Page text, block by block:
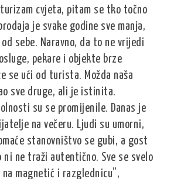
cvjeta, pitam se tko točno
je svake godine sve manja,
sebe. Naravno, da to ne vrijedi
pekare i objekte brze
se ući od turista. Možda naša
sve druge, ali je istinita.
su se promijenile. Danas je
na večeru. Ljudi su umorni,
stanovništvo se gubi, a gost
ni ne traži autentično. Sve se svelo
magnetić i razglednicu”,